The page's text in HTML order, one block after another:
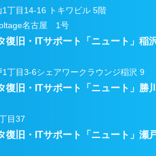
丁目14-16 トキワビル 5階
名古屋 1号
復旧・ITサポート 「ニュート」稲
1丁目3-6シェアワークラウンジ稲沢 9
復旧・ITサポート 「ニュート」勝
目37
復旧・ITサポート 「ニュート」瀬